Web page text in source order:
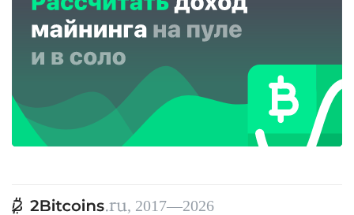
, 2017—2026